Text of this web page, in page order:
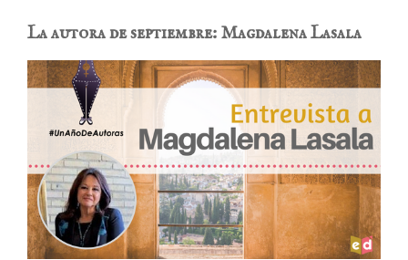
La autora de septiembre: Magdalena Lasala